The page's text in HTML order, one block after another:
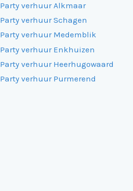
Party verhuur Alkmaar
Party verhuur Schagen
Party verhuur Medemblik
Party verhuur Enkhuizen
Party verhuur Heerhugowaard
Party verhuur Purmerend